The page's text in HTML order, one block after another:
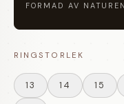
FORMAD AV NATUREN
RINGSTORLEK
13 14 15